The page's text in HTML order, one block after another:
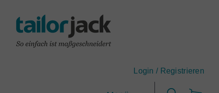
Login / Registrieren